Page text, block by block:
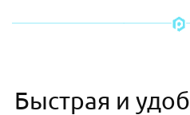
Быстрая и